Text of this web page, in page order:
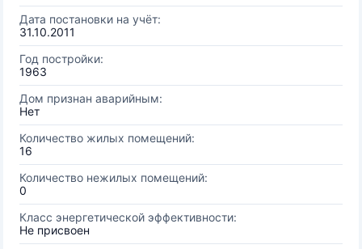
Дата постановки на учёт:
31.10.2011
Год постройки:
1963
Дом признан аварийным:
Нет
Количество жилых помещений:
16
Количество нежилых помещений:
0
Класс энергетической эффективности:
Не присвоен